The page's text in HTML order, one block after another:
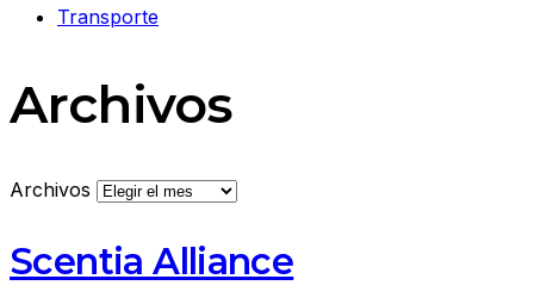
Transporte
Archivos
Archivos
Scentia Alliance